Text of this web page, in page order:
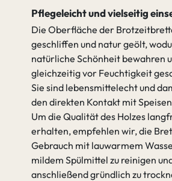
Pflegeleicht und vielseitig
Die Oberfläche der
geschliffen und natur geölt,
natürliche Schönheit bewahren
gleichzeitig vor Feuchtigkeit
Sie sind lebensmittelecht und
den direkten Kontakt mit
Um die Qualität des Holzes
erhalten, empfehlen wir, die
Gebrauch mit lauwarmem
mildem Spülmittel zu reinigen
anschließend gründlich zu